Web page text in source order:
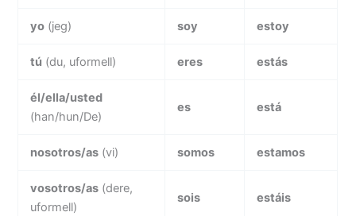
yo (jeg) soy estoy
tú (du, uformell) eres estás
él/ella/usted
(han/hun/De)
es está
nosotros/as (vi) somos estamos
vosotros/as (dere,
uformell)
sois estáis